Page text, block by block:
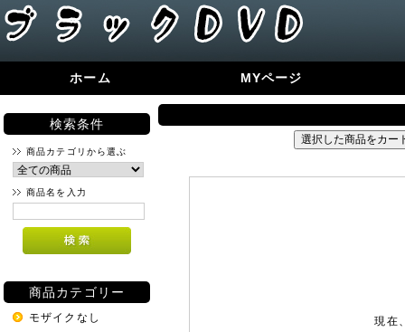
ホーム MYページ
検索条件
商品カテゴリから選ぶ
商品名を入力
商品カテゴリー
モザイクなし
現在